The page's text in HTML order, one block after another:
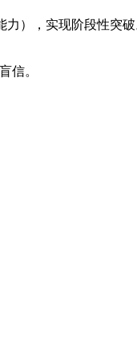
），实现阶段性突
信。